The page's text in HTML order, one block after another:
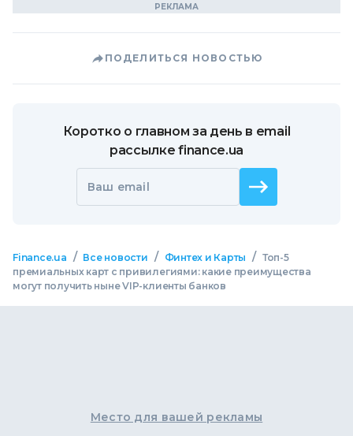
ПОДЕЛИТЬСЯ НОВОСТЬЮ
Коротко о главном за день в email
рассылке finance.ua
Ваш email
Finance.ua / Все новости / Финтех и Карты / Топ-5
премиальных карт с привилегиями: какие преимущества
могут получить ныне VIP-клиенты банков
Место для вашей рекламы